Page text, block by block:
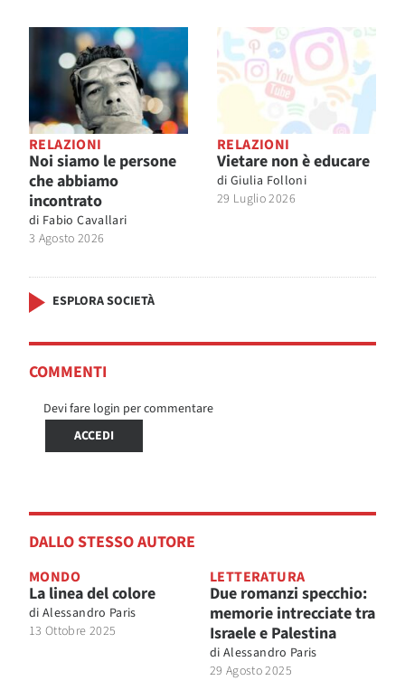
RELAZIONI
Noi siamo le persone
che abbiamo
incontrato
di Fabio Cavallari
3 Agosto 2026
RELAZIONI
Vietare non è educare
di Giulia Folloni
29 Luglio 2026
ESPLORA SOCIETÀ
COMMENTI
Devi fare login per commentare
ACCEDI
DALLO STESSO AUTORE
MONDO
La linea del colore
di Alessandro Paris
13 Ottobre 2025
LETTERATURA
Due romanzi specchio:
memorie intrecciate tra
Israele e Palestina
di Alessandro Paris
29 Agosto 2025